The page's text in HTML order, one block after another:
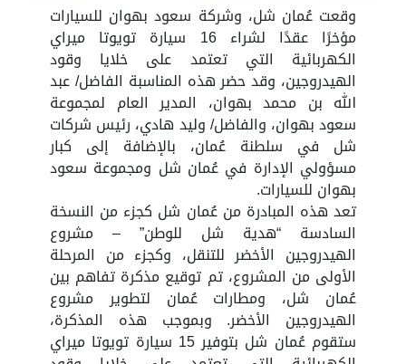
وقعت عُمان شل، وشركة سعود بهوان للسيارات
مؤخرًا عقدًا لشراء 16 سيارة تويوتا ميراي
الكهربائية التي تعتمد على خلايا وقود
الهيدروجين، وقد حضر هذه المناسبة الفاضل/ عبد
الله بن محمد بهوان، المدير العام لمجموعة
سعود بهوان، والفاضل/ وليد هادي، رئيس شركات
شل في سلطنة عُمان، بالإضافة إلى كبار
مسؤولي الإدارة في عُمان شل ومجموعة سعود
بهوان للسيارات.
تعد هذه المبادرة من عُمان شل كجزء من النسخة
السادسة “هدية شل للوطن” – مشروع
الهيدروجين الأخضر للتنقل، وكجزء من المرحلة
الأولى من المشروع، تم توقيع مذكرة تفاهم بين
عُمان شل، ومطارات عُمان لتطوير مشروع
الهيدروجين الأخضر. وبموجب هذه المذكرة،
ستقوم عُمان شل بتوفير 15 سيارة تويوتا ميراي